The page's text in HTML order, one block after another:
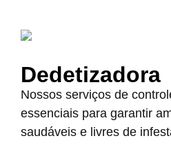
Dedetizadora
Nossos serviços de
essenciais para garantir
saudáveis e livres de